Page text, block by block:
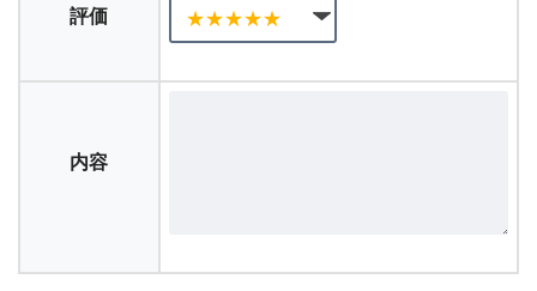
評価
内容